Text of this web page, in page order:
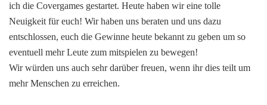
Gewinne
ich die Covergames gestartet. Heute haben wir eine tolle
Neuigkeit für euch! Wir haben uns beraten und uns dazu
entschlossen, euch die Gewinne heute bekannt zu geben um so
eventuell mehr Leute zum mitspielen zu bewegen!
Wir würden uns auch sehr darüber freuen, wenn ihr dies teilt um
mehr Menschen zu erreichen.